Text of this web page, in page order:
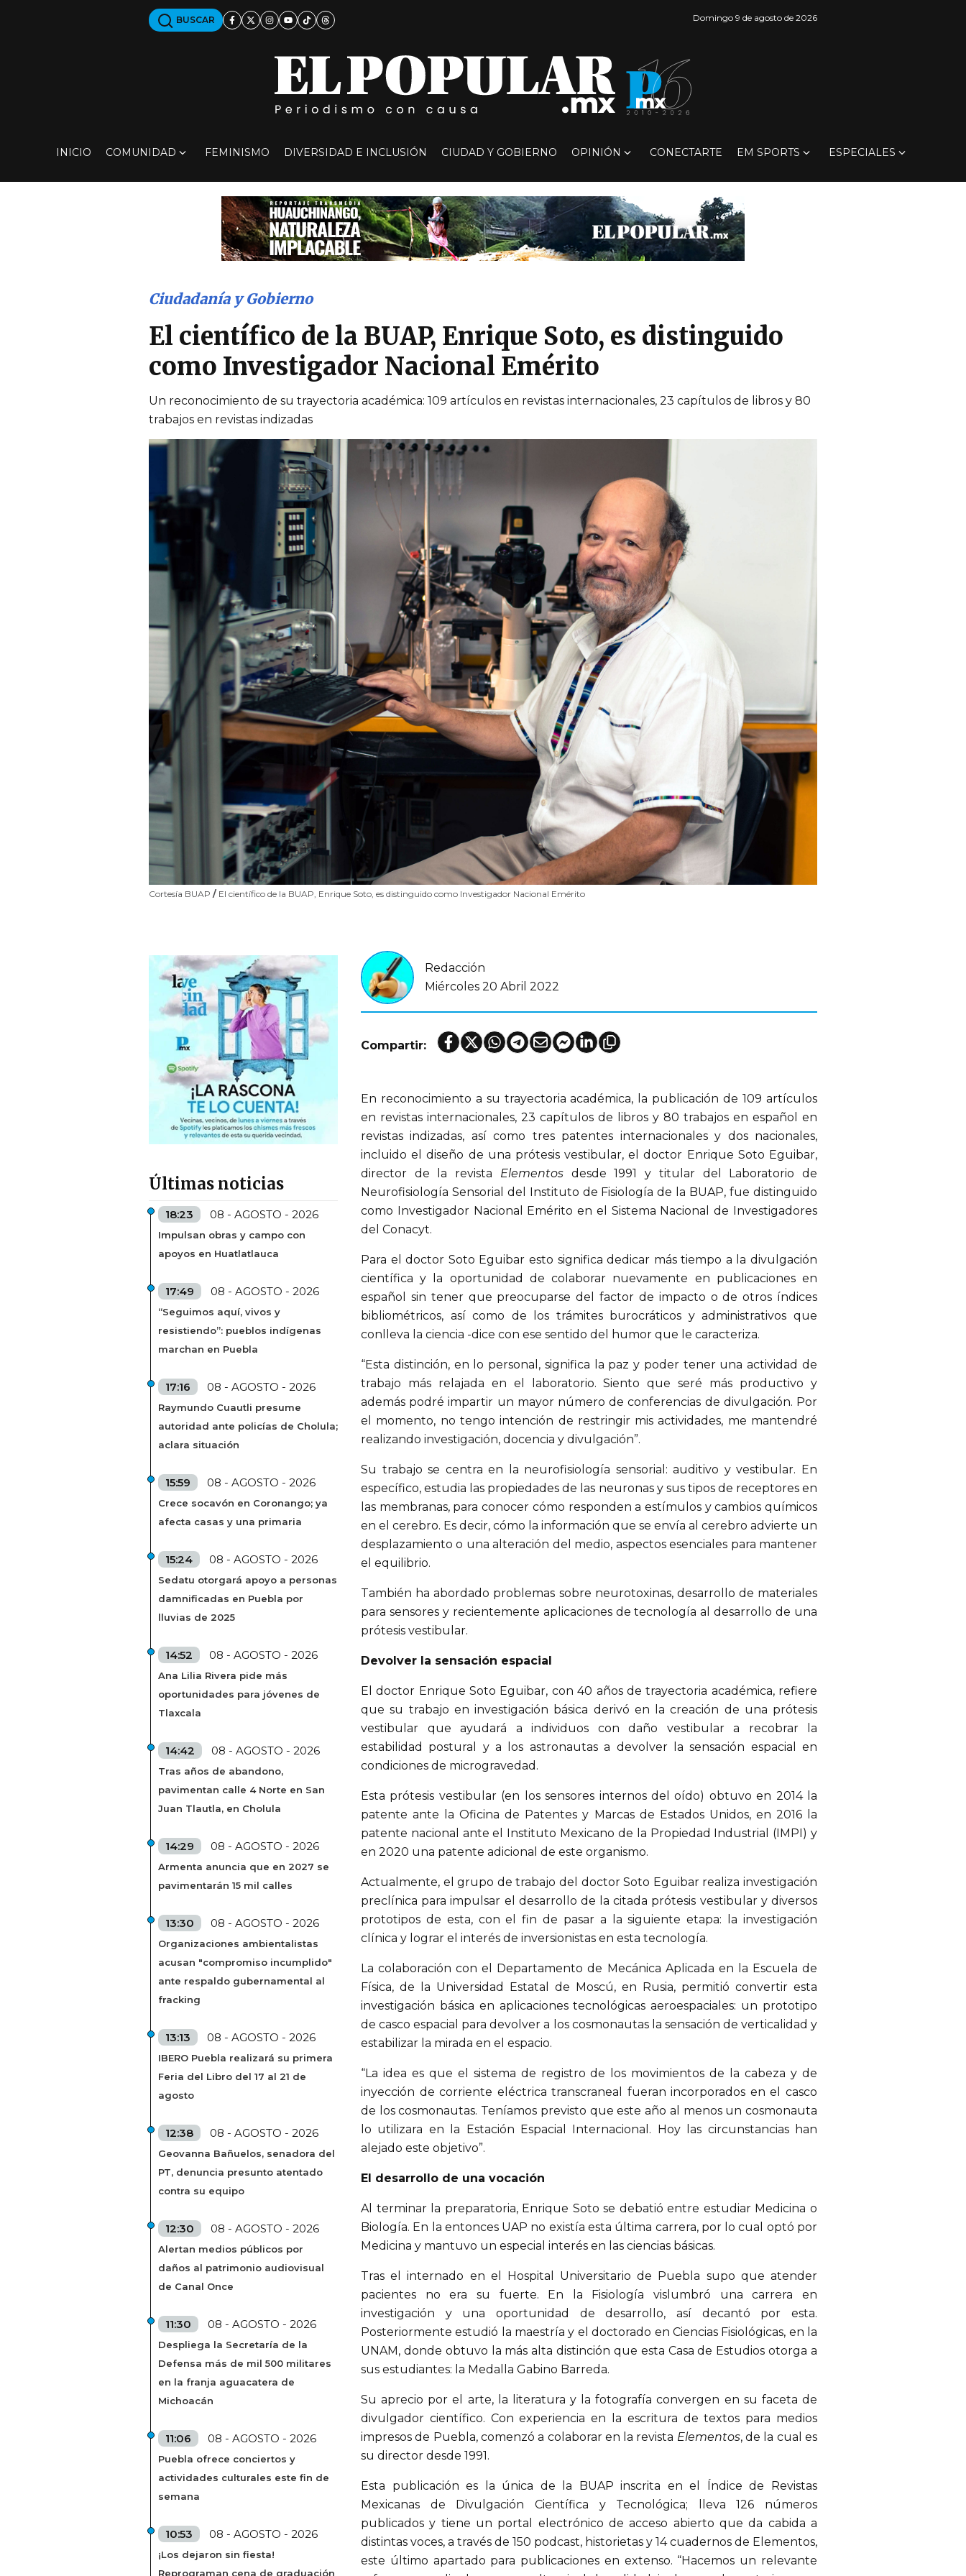
BUSCAR Domingo 9 de agosto de 2026
INICIO COMUNIDAD FEMINISMO DIVERSIDAD E INCLUSIÓN CIUDAD Y GOBIERNO OPINIÓN CONECTARTE EM SPORTS ESPECIALES
Cortesía BUAP / El científico de la BUAP, Enrique Soto, es distinguido como Investigador Nacional Emérito
Ciudadanía y Gobierno
El científico de la BUAP, Enrique Soto, es distinguido
como Investigador Nacional Emérito
Un reconocimiento de su trayectoria académica: 109 artículos en revistas internacionales, 23 capítulos de libros y 80
trabajos en revistas indizadas
Últimas noticias
18:23 08 - AGOSTO - 2026
Impulsan obras y campo con
apoyos en Huatlatlauca
17:49 08 - AGOSTO - 2026
“Seguimos aquí, vivos y
resistiendo”: pueblos indígenas
marchan en Puebla
17:16 08 - AGOSTO - 2026
Raymundo Cuautli presume
autoridad ante policías de Cholula;
aclara situación
15:59 08 - AGOSTO - 2026
Crece socavón en Coronango; ya
afecta casas y una primaria
15:24 08 - AGOSTO - 2026
Sedatu otorgará apoyo a personas
damnificadas en Puebla por
lluvias de 2025
14:52 08 - AGOSTO - 2026
Ana Lilia Rivera pide más
oportunidades para jóvenes de
Tlaxcala
14:42 08 - AGOSTO - 2026
Tras años de abandono,
pavimentan calle 4 Norte en San
Juan Tlautla, en Cholula
14:29 08 - AGOSTO - 2026
Armenta anuncia que en 2027 se
pavimentarán 15 mil calles
13:30 08 - AGOSTO - 2026
Organizaciones ambientalistas
acusan "compromiso incumplido"
ante respaldo gubernamental al
fracking
13:13 08 - AGOSTO - 2026
IBERO Puebla realizará su primera
Feria del Libro del 17 al 21 de
agosto
12:38 08 - AGOSTO - 2026
Geovanna Bañuelos, senadora del
PT, denuncia presunto atentado
contra su equipo
12:30 08 - AGOSTO - 2026
Alertan medios públicos por
daños al patrimonio audiovisual
de Canal Once
11:30 08 - AGOSTO - 2026
Despliega la Secretaría de la
Defensa más de mil 500 militares
en la franja aguacatera de
Michoacán
11:06 08 - AGOSTO - 2026
Puebla ofrece conciertos y
actividades culturales este fin de
semana
10:53 08 - AGOSTO - 2026
¡Los dejaron sin fiesta!
Reprograman cena de graduación
Redacción
Miércoles 20 Abril 2022
Compartir:
En reconocimiento a su trayectoria académica, la publicación de 109 artículos
en revistas internacionales, 23 capítulos de libros y 80 trabajos en español en
revistas indizadas, así como tres patentes internacionales y dos nacionales,
incluido el diseño de una prótesis vestibular, el doctor Enrique Soto Eguibar,
director de la revista Elementosdesde 1991 y titular del Laboratorio de
Neurofisiología Sensorial del Instituto de Fisiología de la BUAP, fue distinguido
como Investigador Nacional Emérito en el Sistema Nacional de Investigadores
del Conacyt.
Para el doctor Soto Eguibar esto significa dedicar más tiempo a la divulgación
científica y la oportunidad de colaborar nuevamente en publicaciones en
español sin tener que preocuparse del factor de impacto o de otros índices
bibliométricos, así como de los trámites burocráticos y administrativos que
conlleva la ciencia -dice con ese sentido del humor que le caracteriza.
“Esta distinción, en lo personal, significa la paz y poder tener una actividad de
trabajo más relajada en el laboratorio. Siento que seré más productivo y
además podré impartir un mayor número de conferencias de divulgación. Por
el momento, no tengo intención de restringir mis actividades, me mantendré
realizando investigación, docencia y divulgación”.
Su trabajo se centra en la neurofisiología sensorial: auditivo y vestibular. En
específico, estudia las propiedades de las neuronas y sus tipos de receptores en
las membranas, para conocer cómo responden a estímulos y cambios químicos
en el cerebro. Es decir, cómo la información que se envía al cerebro advierte un
desplazamiento o una alteración del medio, aspectos esenciales para mantener
el equilibrio.
También ha abordado problemas sobre neurotoxinas, desarrollo de materiales
para sensores y recientemente aplicaciones de tecnología al desarrollo de una
prótesis vestibular.
Devolver la sensación espacial
El doctor Enrique Soto Eguibar, con 40 años de trayectoria académica, refiere
que su trabajo en investigación básica derivó en la creación de una prótesis
vestibular que ayudará a individuos con daño vestibular a recobrar la
estabilidad postural y a los astronautas a devolver la sensación espacial en
condiciones de microgravedad.
Esta prótesis vestibular (en los sensores internos del oído) obtuvo en 2014 la
patente ante la Oficina de Patentes y Marcas de Estados Unidos, en 2016 la
patente nacional ante el Instituto Mexicano de la Propiedad Industrial (IMPI) y
en 2020 una patente adicional de este organismo.
Actualmente, el grupo de trabajo del doctor Soto Eguibar realiza investigación
preclínica para impulsar el desarrollo de la citada prótesis vestibular y diversos
prototipos de esta, con el fin de pasar a la siguiente etapa: la investigación
clínica y lograr el interés de inversionistas en esta tecnología.
La colaboración con el Departamento de Mecánica Aplicada en la Escuela de
Física, de la Universidad Estatal de Moscú, en Rusia, permitió convertir esta
investigación básica en aplicaciones tecnológicas aeroespaciales: un prototipo
de casco espacial para devolver a los cosmonautas la sensación de verticalidad y
estabilizar la mirada en el espacio.
“La idea es que el sistema de registro de los movimientos de la cabeza y de
inyección de corriente eléctrica transcraneal fueran incorporados en el casco
de los cosmonautas. Teníamos previsto que este año al menos un cosmonauta
lo utilizara en la Estación Espacial Internacional. Hoy las circunstancias han
alejado este objetivo”.
El desarrollo de una vocación
Al terminar la preparatoria, Enrique Soto se debatió entre estudiar Medicina o
Biología. En la entonces UAP no existía esta última carrera, por lo cual optó por
Medicina y mantuvo un especial interés en las ciencias básicas.
Tras el internado en el Hospital Universitario de Puebla supo que atender
pacientes no era su fuerte. En la Fisiología vislumbró una carrera en
investigación y una oportunidad de desarrollo, así decantó por esta.
Posteriormente estudió la maestría y el doctorado en Ciencias Fisiológicas, en la
UNAM, donde obtuvo la más alta distinción que esta Casa de Estudios otorga a
sus estudiantes: la Medalla Gabino Barreda.
Su aprecio por el arte, la literatura y la fotografía convergen en su faceta de
divulgador científico. Con experiencia en la escritura de textos para medios
impresos de Puebla, comenzó a colaborar en la revista Elementos, de la cual es
su director desde 1991.
Esta publicación es la única de la BUAP inscrita en el Índice de Revistas
Mexicanas de Divulgación Científica y Tecnológica; lleva 126 números
publicados y tiene un portal electrónico de acceso abierto que da cabida a
distintas voces, a través de 150 podcast, historietas y 14 cuadernos de Elementos,
este último apartado para publicaciones en extenso. “Hacemos un relevante